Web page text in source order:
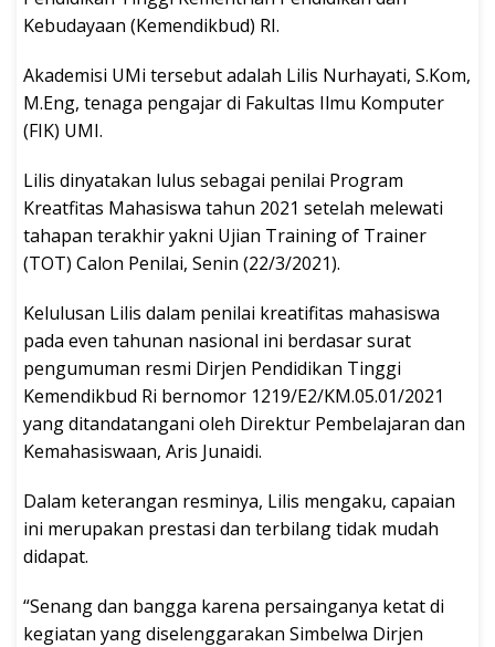
Kebudayaan (Kemendikbud) RI.
Akademisi UMi tersebut adalah Lilis Nurhayati, S.Kom,
M.Eng, tenaga pengajar di Fakultas Ilmu Komputer
(FIK) UMI.
Lilis dinyatakan lulus sebagai penilai Program
Kreatfitas Mahasiswa tahun 2021 setelah melewati
tahapan terakhir yakni Ujian Training of Trainer
(TOT) Calon Penilai, Senin (22/3/2021).
Kelulusan Lilis dalam penilai kreatifitas mahasiswa
pada even tahunan nasional ini berdasar surat
pengumuman resmi Dirjen Pendidikan Tinggi
Kemendikbud Ri bernomor 1219/E2/KM.05.01/2021
yang ditandatangani oleh Direktur Pembelajaran dan
Kemahasiswaan, Aris Junaidi.
Dalam keterangan resminya, Lilis mengaku, capaian
ini merupakan prestasi dan terbilang tidak mudah
didapat.
“Senang dan bangga karena persainganya ketat di
kegiatan yang diselenggarakan Simbelwa Dirjen